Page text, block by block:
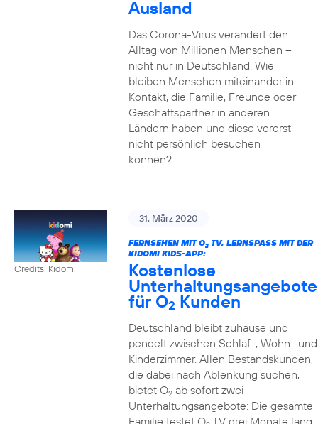
Ausland
Das Corona-Virus verändert den
Alltag von Millionen Menschen –
nicht nur in Deutschland. Wie
bleiben Menschen miteinander in
Kontakt, die Familie, Freunde oder
Geschäftspartner in anderen
Ländern haben und diese vorerst
nicht persönlich besuchen
können?
Credits: Kidomi
31. März 2020
FERNSEHEN MIT O2TV, LERNSPASS MIT DER K
IDOMI KIDS-APP:
Kostenlose
Unterhaltungsangebote
für O2 Kunden
Deutschland bleibt zuhause und
pendelt zwischen Schlaf-, Wohn- und
Kinderzimmer. Allen Bestandskunden,
die dabei nach Ablenkung suchen,
bietet O2ab sofort zwei
Unterhaltungsangebote: Die gesamte
Familie testet O TV drei Monate lang